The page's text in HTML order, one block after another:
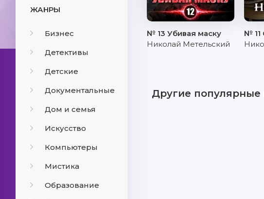
ЖАНРЫ
Бизнес
Детективы
Детские
Документальные
Дом и семья
Искусство
Компьютеры
Мистика
Образование
№ 13 Убивая маску
Николай Метельский
№ 11
Другие